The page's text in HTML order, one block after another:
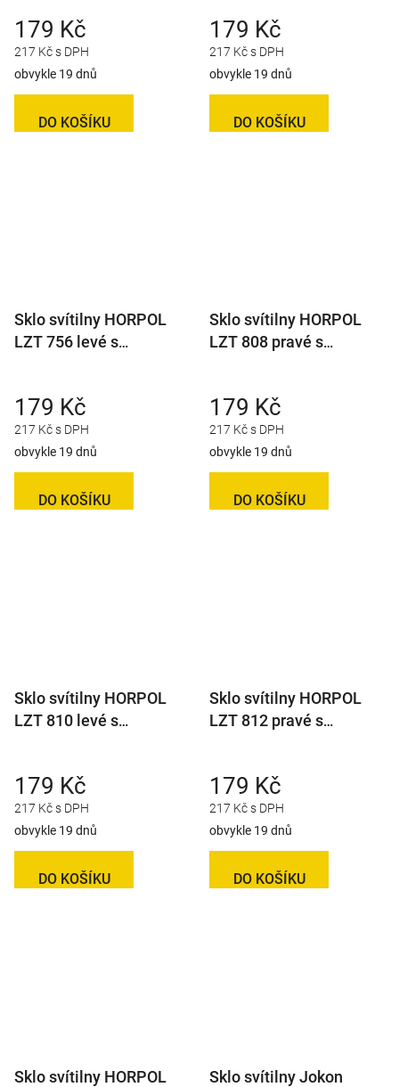
217 Kč s DPH
179 Kč
obvykle 19 dnů
DO KOŠÍKU
217 Kč s DPH
179 Kč
obvykle 19 dnů
DO KOŠÍKU
Sklo svítilny HORPOL
LZT 756 levé s
217 Kč s DPH
179 Kč
obvykle 19 dnů
DO KOŠÍKU
Sklo svítilny HORPOL
LZT 808 pravé s
217 Kč s DPH
179 Kč
obvykle 19 dnů
DO KOŠÍKU
Sklo svítilny HORPOL
LZT 810 levé s
217 Kč s DPH
179 Kč
obvykle 19 dnů
DO KOŠÍKU
Sklo svítilny HORPOL
LZT 812 pravé s
217 Kč s DPH
179 Kč
obvykle 19 dnů
DO KOŠÍKU
Sklo svítilny HORPOL
Sklo svítilny Jokon